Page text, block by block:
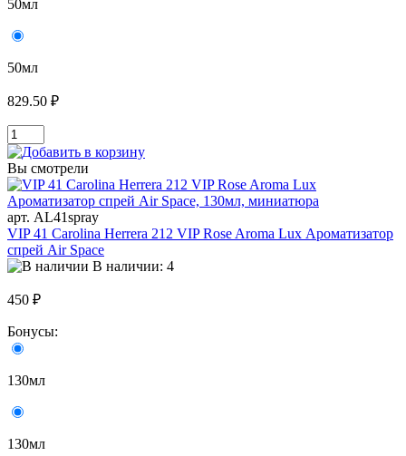
50мл
50мл
829.50 ₽
Вы смотрели
арт. AL41spray
VIP 41 Carolina Herrera 212 VIP Rose Aroma Lux Ароматизатор
спрей Air Space
В наличии: 4
450 ₽
Бонусы:
130мл
130мл